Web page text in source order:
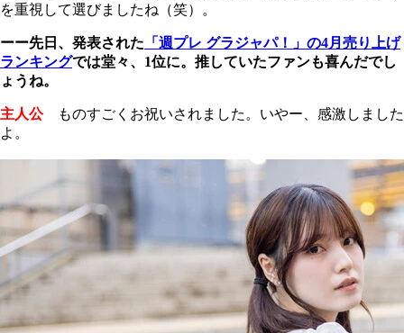
を重視して選びましたね（笑）。
ーー先日、発表された 「週プレ グラジャパ！」の4月売り上げ
ランキングでは堂々、1位に。推していたファンも喜んだでし
ょうね。
主人公ものすごくお祝いされました。いやー、感激しました
よ。